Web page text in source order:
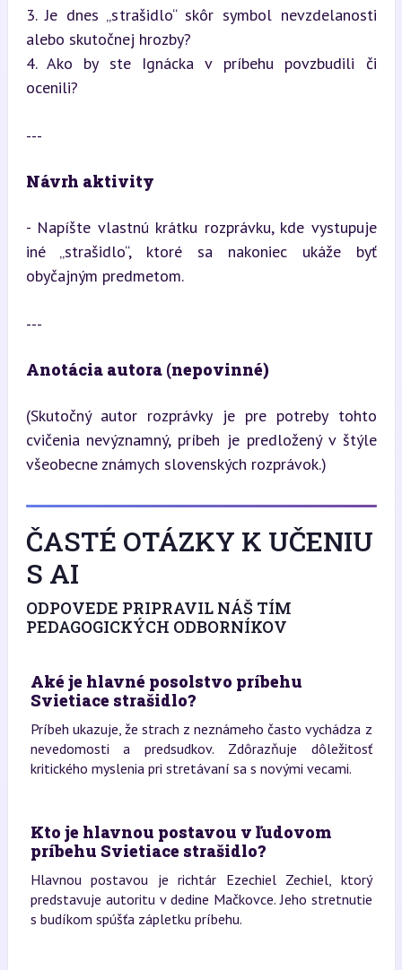
3. Je dnes „strašidlo“ skôr symbol nevzdelanosti
alebo skutočnej hrozby?
4. Ako by ste Ignácka v príbehu povzbudili či
ocenili?
---
Návrh aktivity
- Napíšte vlastnú krátku rozprávku, kde vystupuje
iné „strašidlo“, ktoré sa nakoniec ukáže byť
obyčajným predmetom.
---
Anotácia autora (nepovinné)
(Skutočný autor rozprávky je pre potreby tohto
cvičenia nevýznamný, príbeh je predložený v štýle
všeobecne známych slovenských rozprávok.)
ČASTÉ OTÁZKY K UČENIU
S AI
ODPOVEDE PRIPRAVIL NÁŠ TÍM
PEDAGOGICKÝCH ODBORNÍKOV
Aké je hlavné posolstvo príbehu
Svietiace strašidlo?
Príbeh ukazuje, že strach z neznámeho často vychádza z
nevedomosti a predsudkov. Zdôrazňuje dôležitosť
kritického myslenia pri stretávaní sa s novými vecami.
Kto je hlavnou postavou v ľudovom
príbehu Svietiace strašidlo?
Hlavnou postavou je richtár Ezechiel Zechiel, ktorý
predstavuje autoritu v dedine Mačkovce. Jeho stretnutie
s budíkom spúšťa zápletku príbehu.